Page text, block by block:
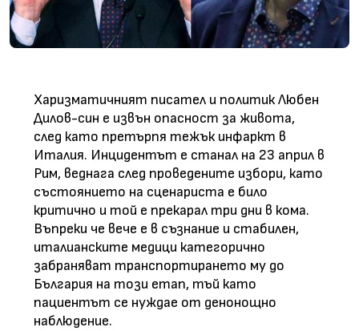
Харизматичният писател и политик Любен
Дилов-син е извън опасност за живота,
след като претърпя тежък инфаркт в
Италия. Инцидентът е станал на 23 април в
Рим, веднага след проведените избори, като
състоянието на сценариста е било
критично и той е прекарал три дни в кома.
Въпреки че вече е в съзнание и стабилен,
италианските медици категорично
забраняват транспортирането му до
България на този етап, тъй като
пациентът се нуждае от денонощно
наблюдение.